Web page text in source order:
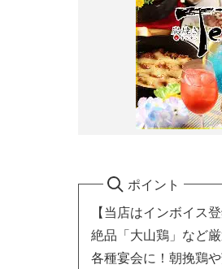
ポイント
【当店はインボイス
絶品「大山鶏」など
各種宴会に！朝挽鶏